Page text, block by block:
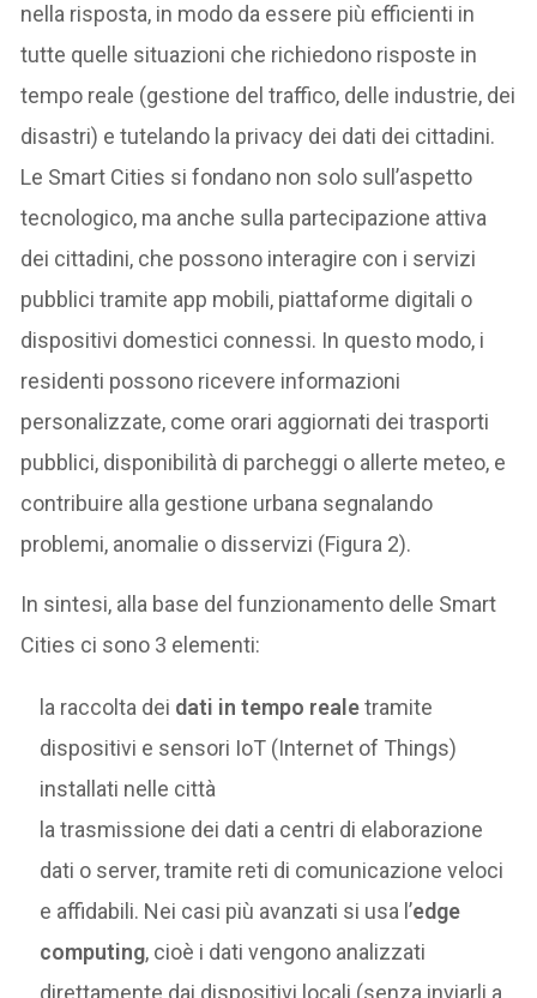
nella risposta, in modo da essere più efficienti in
tutte quelle situazioni che richiedono risposte in
tempo reale (gestione del traffico, delle industrie, dei
disastri) e tutelando la privacy dei dati dei cittadini.
Le Smart Cities si fondano non solo sull’aspetto
tecnologico, ma anche sulla partecipazione attiva
dei cittadini, che possono interagire con i servizi
pubblici tramite app mobili, piattaforme digitali o
dispositivi domestici connessi. In questo modo, i
residenti possono ricevere informazioni
personalizzate, come orari aggiornati dei trasporti
pubblici, disponibilità di parcheggi o allerte meteo, e
contribuire alla gestione urbana segnalando
problemi, anomalie o disservizi (Figura 2).
In sintesi, alla base del funzionamento delle Smart
Cities ci sono 3 elementi:
la raccolta dei dati in tempo realetramite
dispositivi e sensori IoT (Internet of Things)
installati nelle città
la trasmissione dei dati a centri di elaborazione
dati o server, tramite reti di comunicazione veloci
e affidabili. Nei casi più avanzati si usa l’edge
computing, cioè i dati vengono analizzati